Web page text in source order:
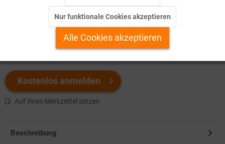
Welchen Download brauchen Sie?
Kostenlos anmelden
Auf Ihren Merkzettel setzen
Beschreibung
Personalisierung Inaktiv
Service
Nur funktionale Cookies akzeptieren
Alle Cookies akzeptieren